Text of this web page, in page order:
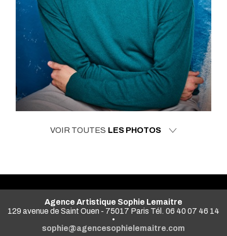
VOIR TOUTES LES PHOTOS
Agence Artistique Sophie Lemaitre
129 avenue de Saint Ouen - 75017 Paris Tél. 06 40 07 46 14
•
sophie@agencesophielemaitre.com